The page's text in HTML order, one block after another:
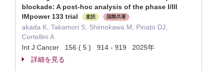
blockade: A post-hoc analysis of the phase I/III
IMpower 133 trial
査読 国際共著
akada K, Takamori S, Shimokawa M, Pinato DJ,
Cortellini A
Int J Cancer 156 ( 5 ) 914 - 919 2025年
詳細を見る